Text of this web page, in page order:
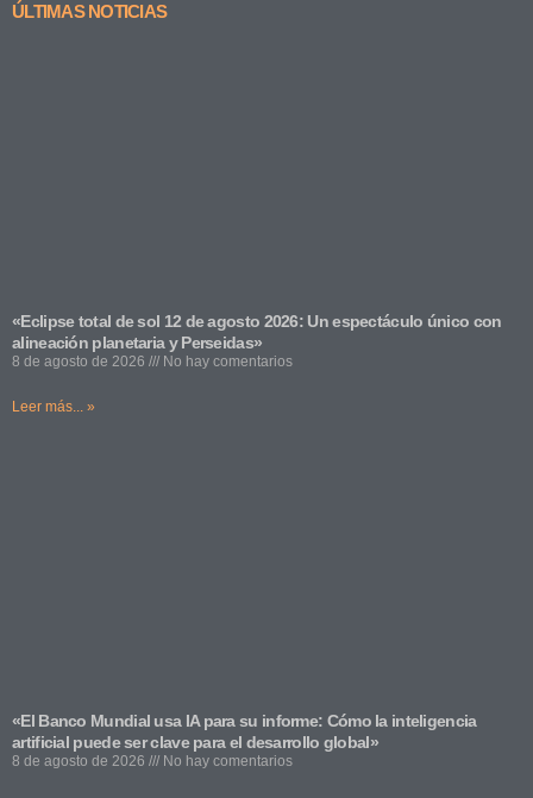
ÚLTIMAS NOTICIAS
«Eclipse total de sol 12 de agosto 2026: Un espectáculo único con
alineación planetaria y Perseidas»
8 de agosto de 2026 No hay comentarios
Leer más... »
«El Banco Mundial usa IA para su informe: Cómo la inteligencia
artificial puede ser clave para el desarrollo global»
8 de agosto de 2026 No hay comentarios